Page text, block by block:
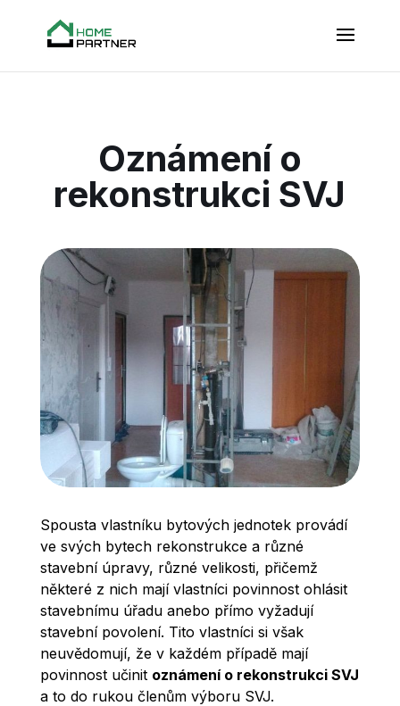
Oznámení o
rekonstrukci SVJ
Spousta vlastníku bytových jednotek provádí
ve svých bytech rekonstrukce a různé
stavební úpravy, různé velikosti, přičemž
některé z nich mají vlastníci povinnost ohlásit
stavebnímu úřadu anebo přímo vyžadují
stavební povolení. Tito vlastníci si však
neuvědomují, že v každém případě mají
povinnost učinit oznámení o rekonstrukci SVJ
a to do rukou členům výboru SVJ.